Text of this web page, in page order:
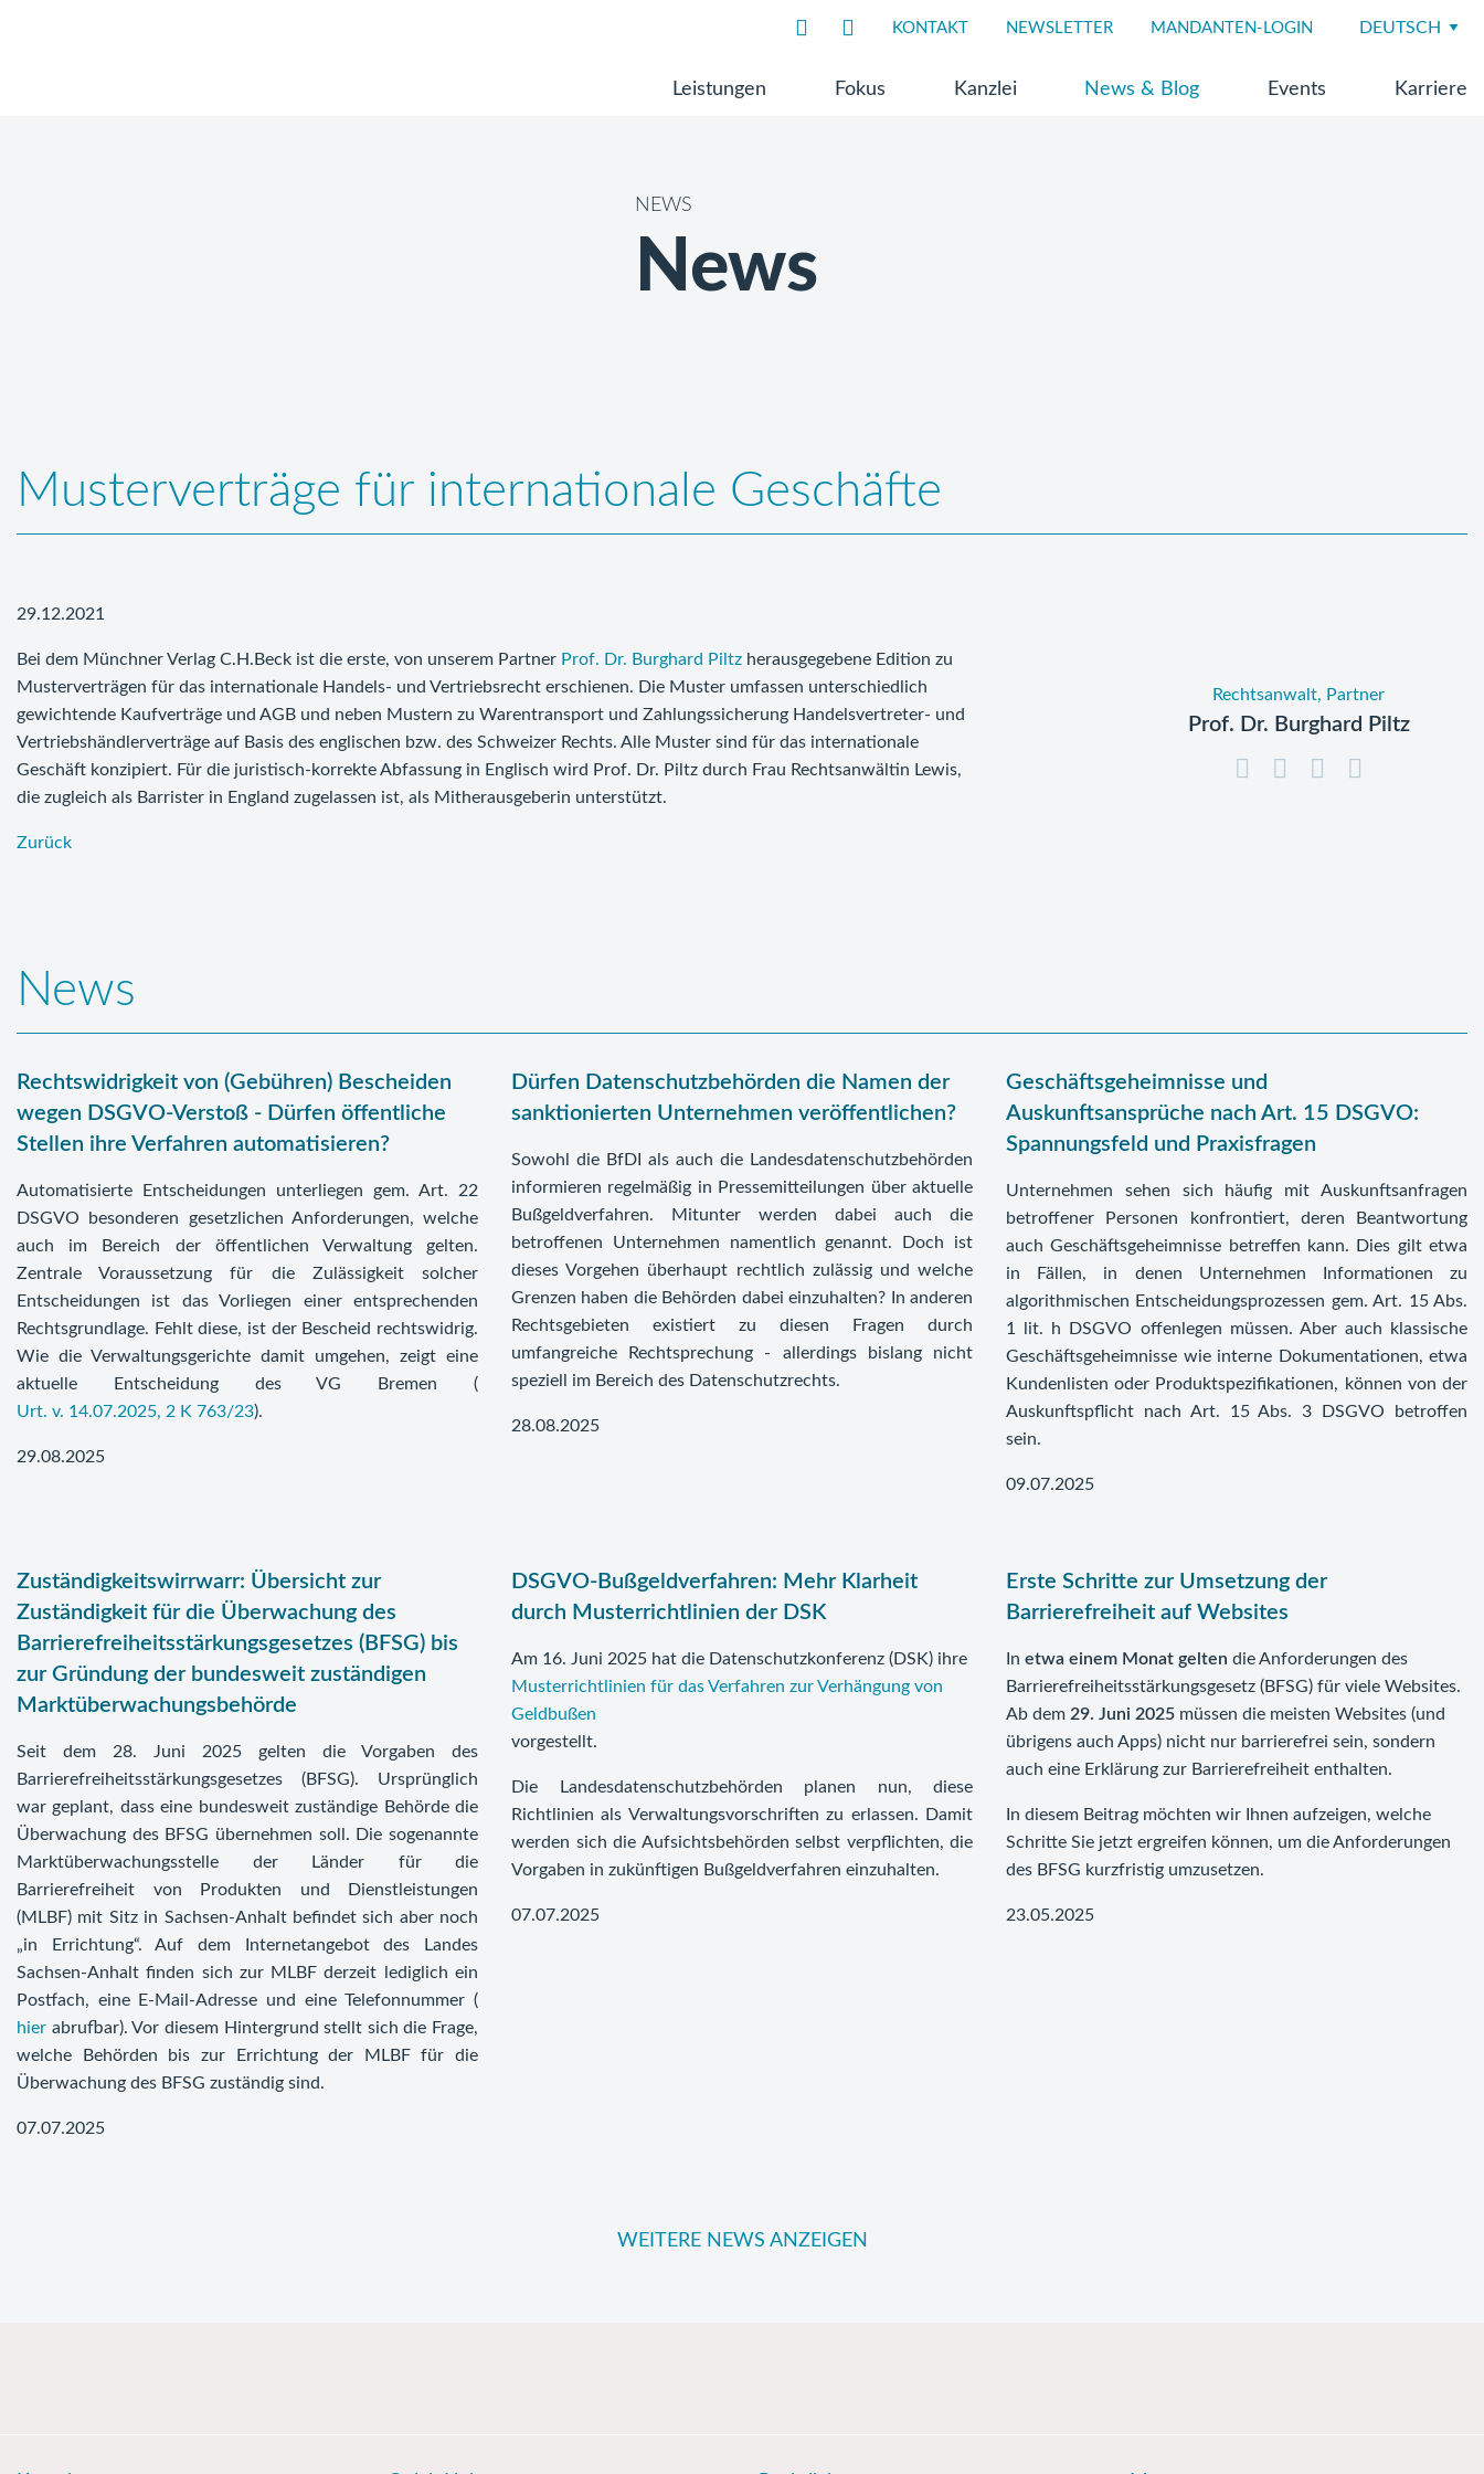
KONTAKT NEWSLETTER MANDANTEN-LOGIN
Leistungen Fokus Kanzlei News & Blog Events Karriere
NEWS
News
Musterverträge für internationale Geschäfte
29.12.2021
Bei dem Münchner Verlag C.H.Beck ist die erste, von unserem Partner Prof. Dr. Burghard Piltz herausgegebene Edition zu
Musterverträgen für das internationale Handels- und Vertriebsrecht erschienen. Die Muster umfassen unterschiedlich
gewichtende Kaufverträge und AGB und neben Mustern zu Warentransport und Zahlungssicherung Handelsvertreter- und
Vertriebshändlerverträge auf Basis des englischen bzw. des Schweizer Rechts. Alle Muster sind für das internationale
Geschäft konzipiert. Für die juristisch-korrekte Abfassung in Englisch wird Prof. Dr. Piltz durch Frau Rechtsanwältin Lewis,
die zugleich als Barrister in England zugelassen ist, als Mitherausgeberin unterstützt.
Rechtsanwalt, Partner
Prof. Dr. Burghard Piltz
Zurück
News
Rechtswidrigkeit von (Gebühren) Bescheiden
wegen DSGVO-Verstoß - Dürfen öffentliche
Stellen ihre Verfahren automatisieren?
Automatisierte Entscheidungen unterliegen gem. Art. 22
DSGVO besonderen gesetzlichen Anforderungen, welche
auch im Bereich der öffentlichen Verwaltung gelten.
Zentrale Voraussetzung für die Zulässigkeit solcher
Entscheidungen ist das Vorliegen einer entsprechenden
Rechtsgrundlage. Fehlt diese, ist der Bescheid rechtswidrig.
Wie die Verwaltungsgerichte damit umgehen, zeigt eine
aktuelle Entscheidung des VG Bremen (
Urt. v. 14.07.2025, 2 K 763/23).
29.08.2025
Dürfen Datenschutzbehörden die Namen der
sanktionierten Unternehmen veröffentlichen?
Sowohl die BfDI als auch die Landesdatenschutzbehörden
informieren regelmäßig in Pressemitteilungen über aktuelle
Bußgeldverfahren. Mitunter werden dabei auch die
betroffenen Unternehmen namentlich genannt. Doch ist
dieses Vorgehen überhaupt rechtlich zulässig und welche
Grenzen haben die Behörden dabei einzuhalten? In anderen
Rechtsgebieten existiert zu diesen Fragen durch
umfangreiche Rechtsprechung - allerdings bislang nicht
speziell im Bereich des Datenschutzrechts.
28.08.2025
Geschäftsgeheimnisse und
Auskunftsansprüche nach Art. 15 DSGVO:
Spannungsfeld und Praxisfragen
Unternehmen sehen sich häufig mit Auskunftsanfragen
betroffener Personen konfrontiert, deren Beantwortung
auch Geschäftsgeheimnisse betreffen kann. Dies gilt etwa
in Fällen, in denen Unternehmen Informationen zu
algorithmischen Entscheidungsprozessen gem. Art. 15 Abs.
1 lit. h DSGVO offenlegen müssen. Aber auch klassische
Geschäftsgeheimnisse wie interne Dokumentationen, etwa
Kundenlisten oder Produktspezifikationen, können von der
Auskunftspflicht nach Art. 15 Abs. 3 DSGVO betroffen
sein.
09.07.2025
Zuständigkeitswirrwarr: Übersicht zur
Zuständigkeit für die Überwachung des
Barrierefreiheitsstärkungsgesetzes (BFSG) bis
zur Gründung der bundesweit zuständigen
Marktüberwachungsbehörde
Seit dem 28. Juni 2025 gelten die Vorgaben des
Barrierefreiheitsstärkungsgesetzes (BFSG). Ursprünglich
war geplant, dass eine bundesweit zuständige Behörde die
Überwachung des BFSG übernehmen soll. Die sogenannte
Marktüberwachungsstelle der Länder für die
Barrierefreiheit von Produkten und Dienstleistungen
(MLBF) mit Sitz in Sachsen-Anhalt befindet sich aber noch
„in Errichtung“. Auf dem Internetangebot des Landes
Sachsen-Anhalt finden sich zur MLBF derzeit lediglich ein
Postfach, eine E-Mail-Adresse und eine Telefonnummer (
hier abrufbar). Vor diesem Hintergrund stellt sich die Frage,
welche Behörden bis zur Errichtung der MLBF für die
Überwachung des BFSG zuständig sind.
07.07.2025
DSGVO-Bußgeldverfahren: Mehr Klarheit
durch Musterrichtlinien der DSK
Am 16. Juni 2025 hat die Datenschutzkonferenz (DSK) ihre
Musterrichtlinien für das Verfahren zur Verhängung von
Geldbußen
vorgestellt.
Die Landesdatenschutzbehörden planen nun, diese
Richtlinien als Verwaltungsvorschriften zu erlassen. Damit
werden sich die Aufsichtsbehörden selbst verpflichten, die
Vorgaben in zukünftigen Bußgeldverfahren einzuhalten.
07.07.2025
Erste Schritte zur Umsetzung der
Barrierefreiheit auf Websites
In etwa einem Monat gelten die Anforderungen des
Barrierefreiheitsstärkungsgesetz (BFSG) für viele Websites.
Ab dem 29. Juni 2025 müssen die meisten Websites (und
übrigens auch Apps) nicht nur barrierefrei sein, sondern
auch eine Erklärung zur Barrierefreiheit enthalten.
In diesem Beitrag möchten wir Ihnen aufzeigen, welche
Schritte Sie jetzt ergreifen können, um die Anforderungen
des BFSG kurzfristig umzusetzen.
23.05.2025
WEITERE NEWS ANZEIGEN